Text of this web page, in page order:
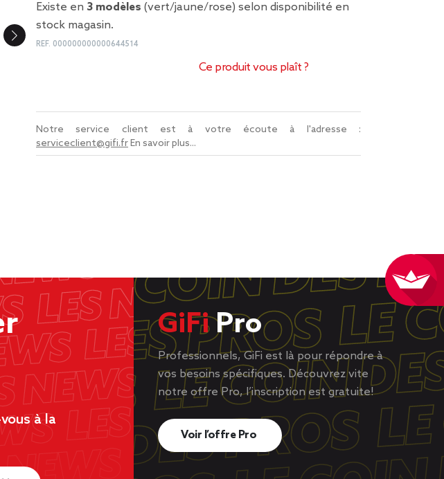
Existe en 3 modèles (vert/jaune/rose) selon disponibilité en
stock magasin.
REF. 000000000000644514
Ce produit vous plaît ?
Notre service client est à votre écoute à l'adresse :
serviceclient@gifi.frEn savoir plus...
à la
GiFiPro
Professionnels, GiFi est là pour répondre à
vos besoins spécifiques. Découvrez vite
notre offre Pro, l’inscription est gratuite!
Voir l’offre Pro